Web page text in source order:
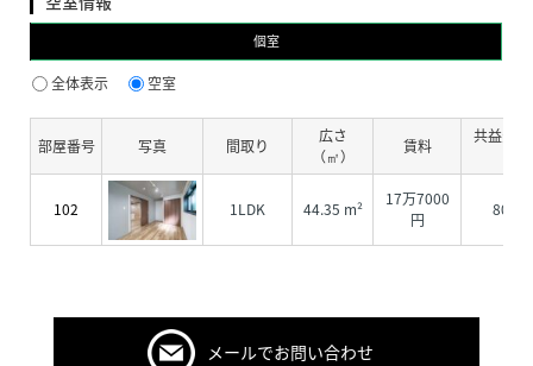
個室
全体表示 空室
部屋番号 写真 間取り
広さ
（㎡）
賃料
共益費
102 1LDK 44.35 m²
17万7000
円
8000
メールでお問い合わせ